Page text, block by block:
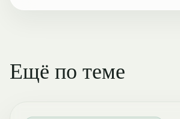
Ещё по теме